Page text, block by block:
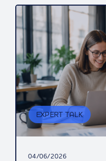
EXPERT TALK
04/06/2026